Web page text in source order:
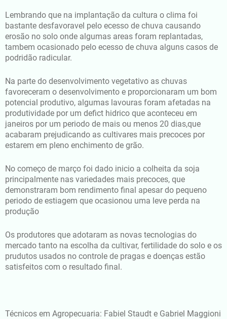
Lembrando que na implantação da cultura o clima foi
bastante desfavoravel pelo ecesso de chuva causando
erosão no solo onde algumas areas foram replantadas,
tambem ocasionado pelo ecesso de chuva alguns casos de
podridão radicular.
Na parte do desenvolvimento vegetativo as chuvas
favoreceram o desenvolvimento e proporcionaram um bom
potencial produtivo, algumas lavouras foram afetadas na
produtividade por um defict hidrico que aconteceu em
janeiros por um periodo de mais ou menos 20 dias,que
acabaram prejudicando as cultivares mais precoces por
estarem em pleno enchimento de grão.
No começo de março foi dado inicio a colheita da soja
principalmente nas variedades mais precoces, que
demonstraram bom rendimento final apesar do pequeno
periodo de estiagem que ocasionou uma leve perda na
produção
Os produtores que adotaram as novas tecnologias do
mercado tanto na escolha da cultivar, fertilidade do solo e os
prudutos usados no controle de pragas e doenças estão
satisfeitos com o resultado final.
Técnicos em Agropecuaria: Fabiel Staudt e Gabriel Maggioni